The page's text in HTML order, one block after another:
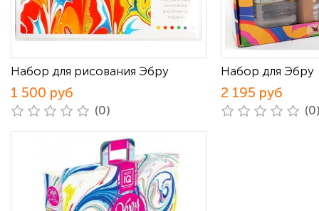
Набор для рисования Эбру
1 500 руб
(0)
Набор для Эбру
2 195 руб